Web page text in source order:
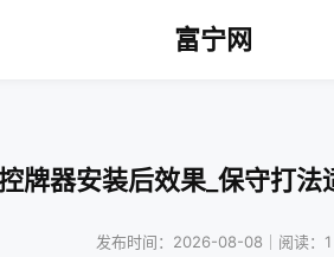
富宁网
牌器安装后效果_保守打
发布时间：2026-08-08｜阅读：1